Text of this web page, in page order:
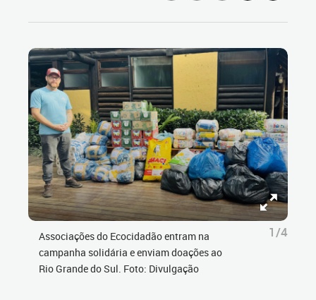
Associações do Ecocidadão entram na
campanha solidária e enviam doações ao
Rio Grande do Sul. Foto: Divulgação
1/4